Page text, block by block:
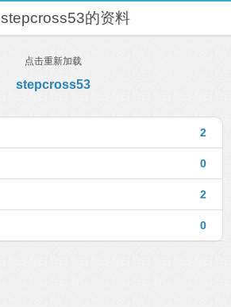
stepcross53的资料
点击重新加载
stepcross53
2
0
2
0